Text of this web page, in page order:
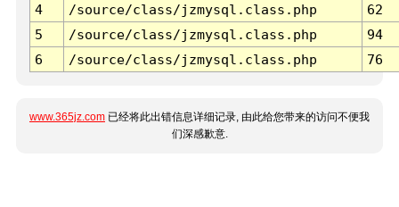
4
/source/class/jzmysql.class.php
62
5
/source/class/jzmysql.class.php
94
6
/source/class/jzmysql.class.php 76
www.365jz.com 已经将此出错信息详细记录, 由此给您带来的访问不便我
们深感歉意.